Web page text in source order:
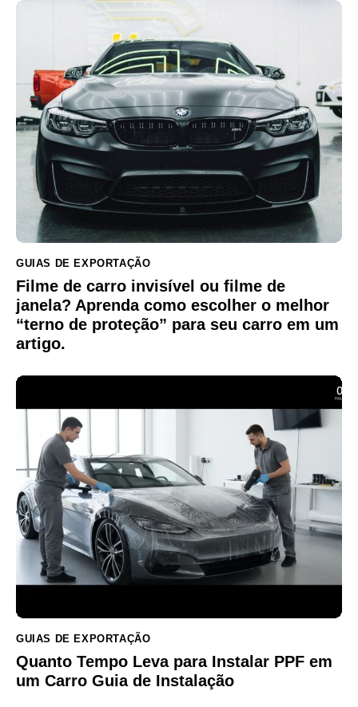
GUIAS DE EXPORTAÇÃO
Filme de carro invisível ou filme de
janela? Aprenda como escolher o melhor
“terno de proteção” para seu carro em um
artigo.
GUIAS DE EXPORTAÇÃO
Quanto Tempo Leva para Instalar PPF em
um Carro Guia de Instalação